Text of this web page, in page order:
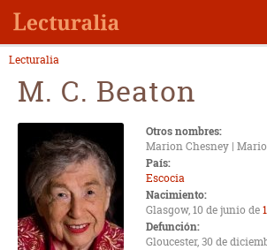
Lecturalia
M. C. Beaton
Otros nombres:
Marion Chesney |
País:
Escocia
Nacimiento:
Glasgow, 10 de junio de
Defunción:
Gloucester, 30 de